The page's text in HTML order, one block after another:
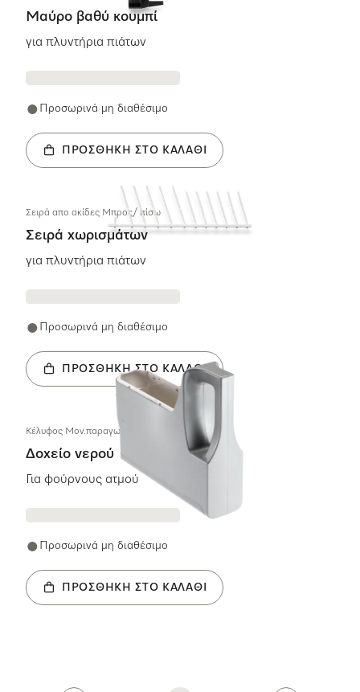
Μαύρο βαθύ κουμπί
για πλυντήρια πιάτων
Προσωρινά μη διαθέσιμο
ΠΡΟΣΘΉΚΗ ΣΤΟ ΚΑΛΆΘΙ
Σειρά απο ακίδες Μπρος/ πίσω
Σειρά χωρισμάτων
για πλυντήρια πιάτων
Προσωρινά μη διαθέσιμο
ΠΡΟΣΘΉΚΗ ΣΤΟ ΚΑΛΆΘΙ
Κέλυφος Μον.παραγωγής ατμού 2,2KW/230V I
Δοχείο νερού
Για φούρνους ατμού
Προσωρινά μη διαθέσιμο
ΠΡΟΣΘΉΚΗ ΣΤΟ ΚΑΛΆΘΙ